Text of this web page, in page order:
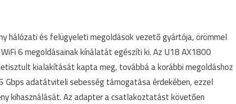
hálózati és felügyeleti megoldások vezető gyártója, örömmel
6 megoldásainak kínálatát egészíti ki. Az U18 AX1800
kialakítását kapta meg, továbbá a korábbi megoldáshoz
Gbps adatátviteli sebesség támogatása érdekében, ezzel
kihasználását. Az adapter a csatlakoztatást követően